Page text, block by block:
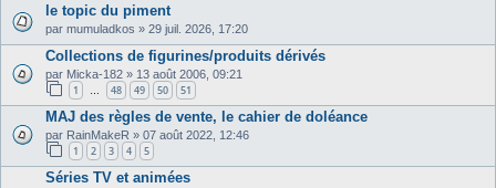
le topic du piment
par mumuladkos » 29 juil. 2026, 17:20
Collections de figurines/produits dérivés
par Micka-182 » 13 août 2006, 09:21
1 48 49 50 51
MAJ des règles de vente, le cahier de doléance
par RainMakeR » 07 août 2022, 12:46
1 2 3 4 5
Séries TV et animées